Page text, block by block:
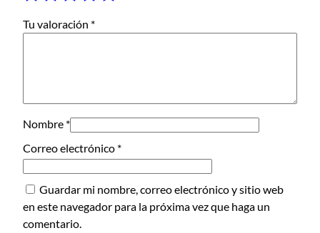
a
p
i
a
4
a
n
t
i
d
Tu valoración *
Nombre *
Correo electrónico *
Guardar mi nombre, correo electrónico y sitio web
en este navegador para la próxima vez que haga un
comentario.